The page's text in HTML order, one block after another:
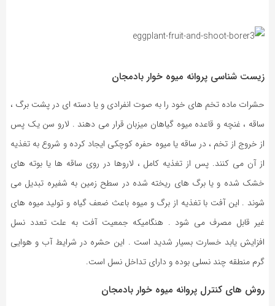
زیست شناسی پروانه میوه خوار بادمجان
حشرات ماده تخم های خود را به صوت انفرادی و یا دسته ای در پشت برگ ،
ساقه ، غنچه و قاعده میوه گیاهان میزبان قرار می دهند . لارو سن یک پس
از خروج از تخم ، در ساقه یا میوه حفره کوچکی ایجاد کرده و شروع به تغذیه
از آن می کنند. پس از تغذیه کامل ، لاروها در روی ساقه ها یا بوته های
خشک شده و یا برگ های ریخته شده در سطح زمین به شفیره تبدیل می
شوند . این آفت با تغذیه از برگ و میوه باعث ضعف گیاه و تولید میوه های
غیر قابل مصرف می شود . هنگامیکه جمعیت آفت به علت تعدد نسل
افزایش یابد خسارت بسیار شدید است . این حشره در شرایط آب و هوایی
گرم منطقه چند نسلی بوده و دارای تداخل نسل است.
روش های کنترل پروانه میوه خوار بادمجان